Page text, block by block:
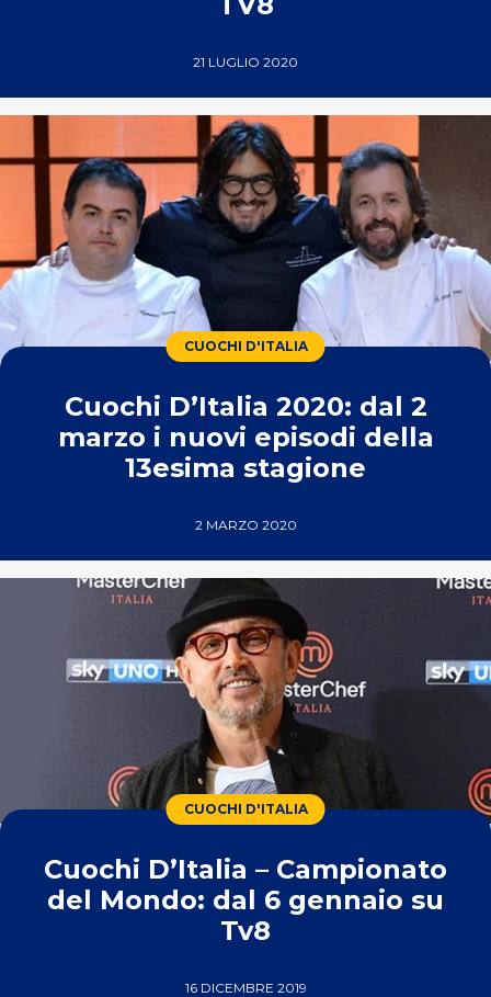
21 LUGLIO 2020
CUOCHI D'ITALIA
Cuochi D’Italia 2020: dal 2
marzo i nuovi episodi della
13esima stagione
2 MARZO 2020
CUOCHI D'ITALIA
Cuochi D’Italia – Campionato
del Mondo: dal 6 gennaio su
Tv8
16 DICEMBRE 2019